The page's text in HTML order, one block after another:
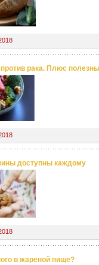
рака. Плюс
доступны каждому
в жареной пище?